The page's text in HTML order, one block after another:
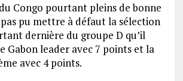
Congo pourtant pleins de bonne
pu mettre à défaut la sélection
dernière du groupe D qu’il
Gabon leader avec 7 points et la
avec 4 points.